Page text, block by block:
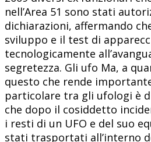
nell’Area 51 sono stati
dichiarazioni, affermando
sviluppo e il test di
tecnologicamente
segretezza. Gli ufo Ma, a
questo che rende
particolare tra gli ufologi è
che dopo il cosiddetto
i resti di un UFO e del suo
stati trasportati all’interno